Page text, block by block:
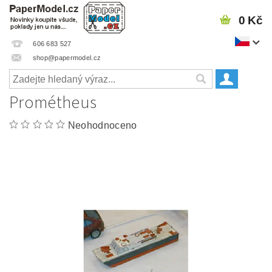
606 683 527
shop@papermodel.cz
0 Kč
Prométheus
Neohodnoceno